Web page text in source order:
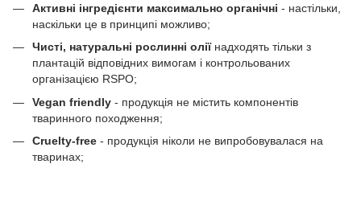
Активні інгредієнти максимально органічні - настільки,
наскільки це в принципі можливо;
Чисті, натуральні рослинні олії надходять тільки з
плантацій відповідних вимогам і контрольованих
організацією RSPO;
Vegan friendly - продукція не містить компонентів
тваринного походження;
Cruelty-free - продукція ніколи не випробовувалася на
тваринах;